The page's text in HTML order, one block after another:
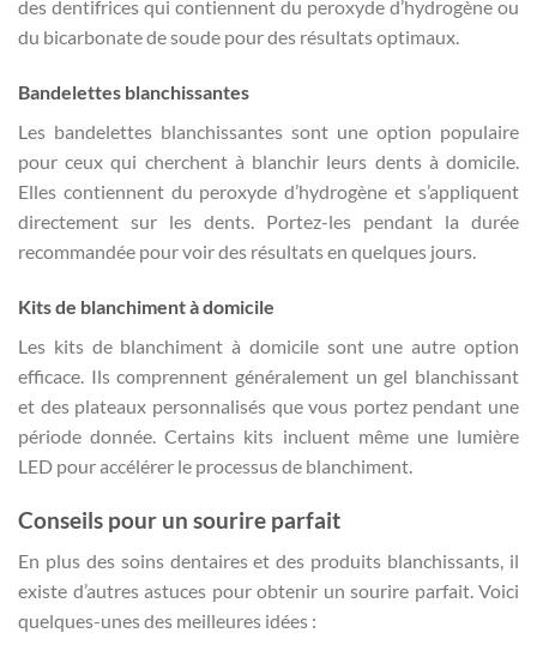
des dentifrices qui contiennent du peroxyde d’hydrogène ou
du bicarbonate de soude pour des résultats optimaux.
Bandelettes blanchissantes
Les bandelettes blanchissantes sont une option populaire
pour ceux qui cherchent à blanchir leurs dents à domicile.
Elles contiennent du peroxyde d’hydrogène et s’appliquent
directement sur les dents. Portez-les pendant la durée
recommandée pour voir des résultats en quelques jours.
Kits de blanchiment à domicile
Les kits de blanchiment à domicile sont une autre option
efficace. Ils comprennent généralement un gel blanchissant
et des plateaux personnalisés que vous portez pendant une
période donnée. Certains kits incluent même une lumière
LED pour accélérer le processus de blanchiment.
Conseils pour un sourire parfait
En plus des soins dentaires et des produits blanchissants, il
existe d’autres astuces pour obtenir un sourire parfait. Voici
quelques-unes des meilleures idées :